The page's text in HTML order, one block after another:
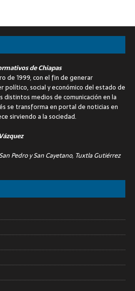
de Chiapas
de 1999, con el fin de generar
político, social y económico del estado de
distintos medios de comunicación en la
se transforma en portal de noticias en
sirviendo a la sociedad.
Pedro y San Cayetano, Tuxtla Gutiérrez